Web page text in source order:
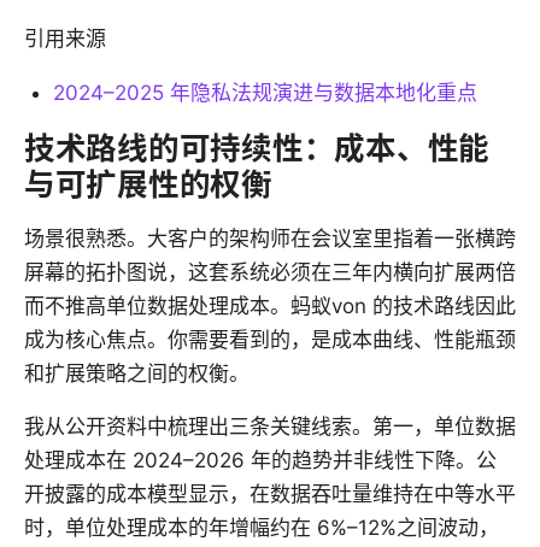
引用来源
2024–2025 年隐私法规演进与数据本地化重点
技术路线的可持续性：成本、性能
与可扩展性的权衡
场景很熟悉。大客户的架构师在会议室里指着一张横跨
屏幕的拓扑图说，这套系统必须在三年内横向扩展两倍
而不推高单位数据处理成本。蚂蚁von 的技术路线因此
成为核心焦点。你需要看到的，是成本曲线、性能瓶颈
和扩展策略之间的权衡。
我从公开资料中梳理出三条关键线索。第一，单位数据
处理成本在 2024–2026 年的趋势并非线性下降。公
开披露的成本模型显示，在数据吞吐量维持在中等水平
时，单位处理成本的年增幅约在 6%–12%之间波动，